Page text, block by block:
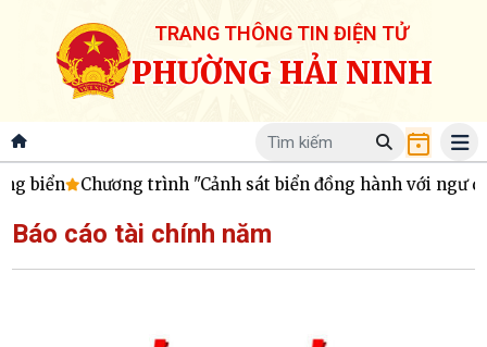
TRANG THÔNG TIN ĐIỆN TỬ
PHƯỜNG HẢI NINH
Chương trình "Cảnh sát biển đồng hành với ngư dân":
Báo cáo tài chính năm